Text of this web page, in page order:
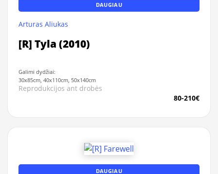
DAUGIAU
Arturas Aliukas
[R] Tyla (2010)
Galimi dydžiai:
30x85cm, 40x110cm, 50x140cm
Reprodukcijos ant drobės
80-210€
DAUGIAU